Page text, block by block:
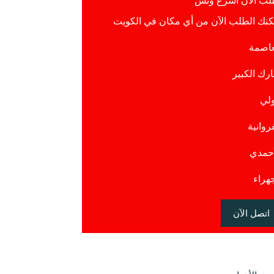
الطلب الآن من أي مكان في الكويت
الكبير
اتصل الآن